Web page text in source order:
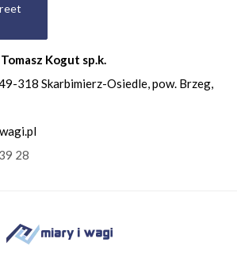
Kogut sp.k.
318 Skarbimierz-Osiedle, pow. Brzeg,
28